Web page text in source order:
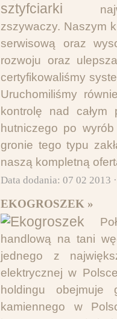
zszywaczy. Naszym
serwisową oraz
rozwoju oraz
certyfikowaliśmy
Uruchomiliśmy
kontrolę nad całym
hutniczego po
gronie tego typu
naszą kompletną
Data dodania: 07 02 2013
EKOGROSZEK »
handlową na tani
jednego z
elektrycznej w
holdingu obejmuje
kamiennego w